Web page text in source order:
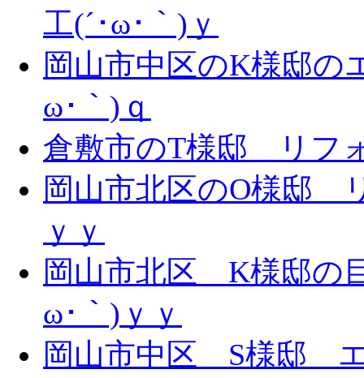
工(´･ω･｀)ｙ
岡山市中区のK様邸の
ω･｀)ｑ
倉敷市のT様邸 リフ
岡山市北区のO様邸
ｙｙ
岡山市北区 K様邸の
ω･｀)ｙｙ
岡山市中区 S様邸 エ